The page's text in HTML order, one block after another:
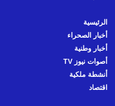
الرئيسية
أخبار الصحراء
أخبار وطنية
أصوات نيوز TV
أنشطة ملكية
اقتصاد